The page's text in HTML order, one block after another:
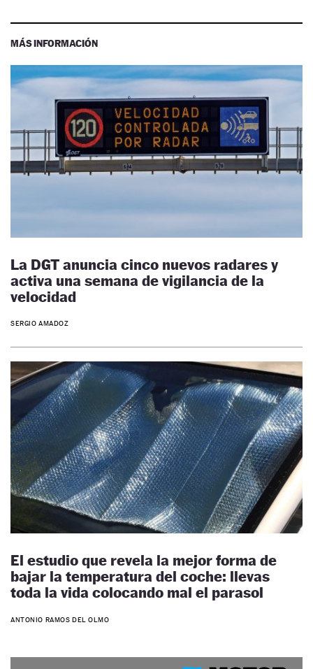
MÁS INFORMACIÓN
La DGT anuncia cinco nuevos radares y
activa una semana de vigilancia de la
velocidad
SERGIO AMADOZ
El estudio que revela la mejor forma de
bajar la temperatura del coche: llevas
toda la vida colocando mal el parasol
ANTONIO RAMOS DEL OLMO